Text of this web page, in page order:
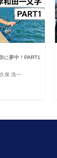
に夢中！PART1
保 浩一